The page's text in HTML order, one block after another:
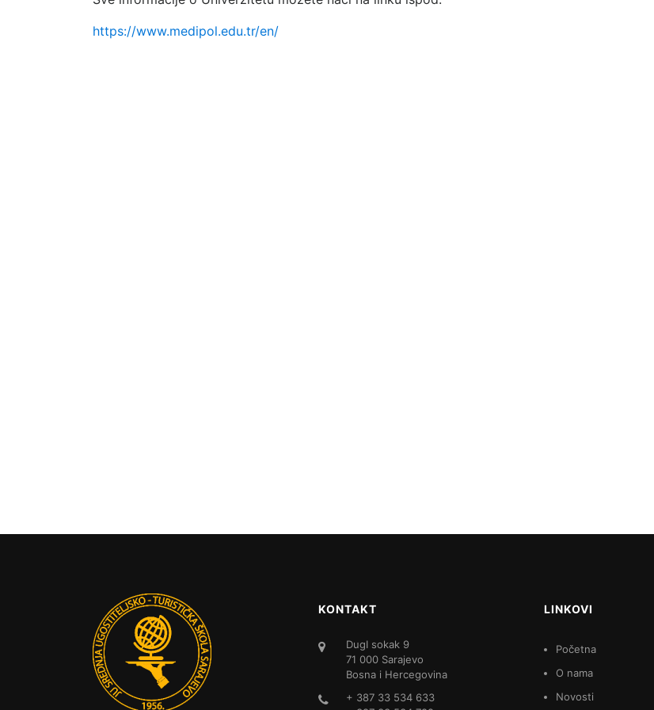
https://www.medipol.edu.tr/en/
KONTAKT
DugI sokak 9
71 000 Sarajevo
Bosna i Hercegovina
+ 387 33 534 633
LINKOVI
Početna
O nama
Novosti